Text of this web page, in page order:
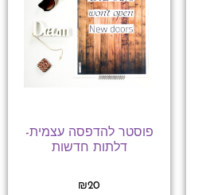
פוסטר להדפסה עצמית-
דלתות חדשות
₪20